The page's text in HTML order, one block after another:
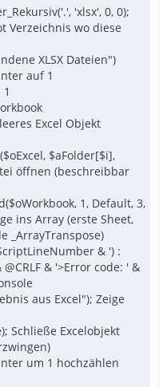
'xlsx', 0, 0);
Verzeichnis wo diese
XLSX Dateien")
auf 1
Excel Objekt
$aFolder[$i],
öffnen (beschreibbar
1, Default, 3,
ins Array (erste Sheet,
_ArrayTranspose)
& ') :
& '>Error code: ' &
aus Excel"); Zeige
Schließe Excelobjekt
um 1 hochzählen